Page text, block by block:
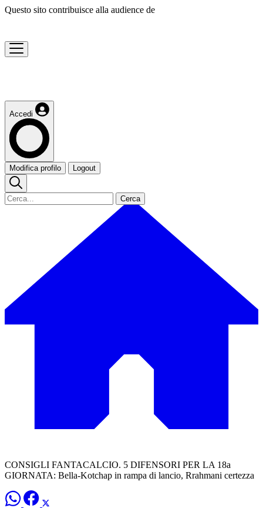
Questo sito contribuisce alla audience de
Accedi
Modifica profilo Logout
Cerca
CONSIGLI FANTACALCIO. 5 DIFENSORI PER LA 18a
GIORNATA: Bella-Kotchap in rampa di lancio, Rrahmani certezza